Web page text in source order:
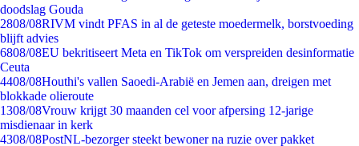
doodslag Gouda
2808/08RIVM vindt PFAS in al de geteste moedermelk, borstvoeding
blijft advies
6808/08EU bekritiseert Meta en TikTok om verspreiden desinformatie
Ceuta
4408/08Houthi's vallen Saoedi-Arabië en Jemen aan, dreigen met
blokkade olieroute
1308/08Vrouw krijgt 30 maanden cel voor afpersing 12-jarige
misdienaar in kerk
4308/08PostNL-bezorger steekt bewoner na ruzie over pakket